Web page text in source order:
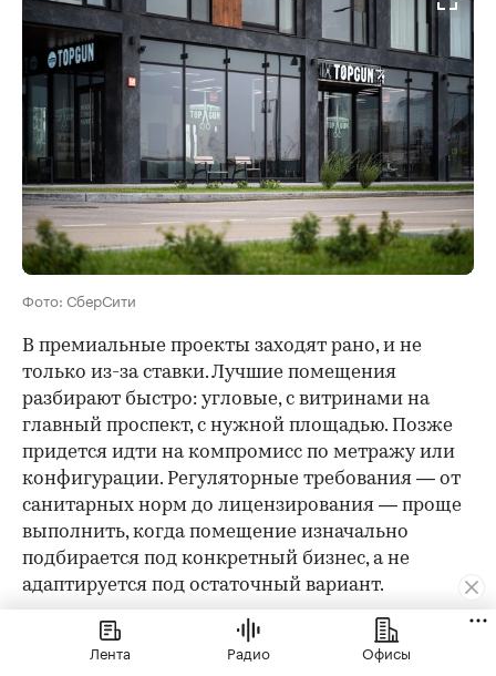
Фото: СберСити
В премиальные проекты заходят рано, и не
только из-за ставки. Лучшие помещения
разбирают быстро: угловые, с витринами на
главный проспект, с нужной площадью. Позже
придется идти на компромисс по метражу или
конфигурации. Регуляторные требования — от
санитарных норм до лицензирования — проще
выполнить, когда помещение изначально
подбирается под конкретный бизнес, а не
адаптируется под остаточный вариант.
Три первых крупных арендатора, которые уже
подтвердили свое присутствие в «СберСити», —
Лента Радио Офисы